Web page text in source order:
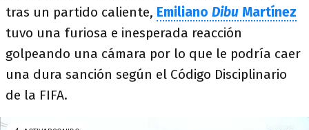
tras un partido caliente, Emiliano Dibu Martínez
tuvo una furiosa e inesperada reacción
golpeando una cámara por lo que le podría caer
una dura sanción según el Código Disciplinario
de la FIFA.